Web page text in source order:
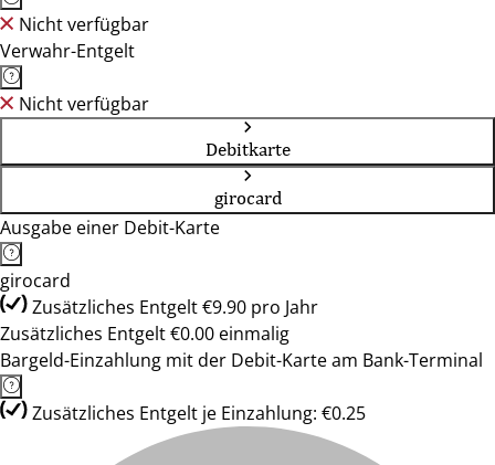
Nicht verfügbar
Verwahr-Entgelt
Nicht verfügbar
Debitkarte
girocard
Ausgabe einer Debit-Karte
girocard
Zusätzliches Entgelt €9.90 pro Jahr
Zusätzliches Entgelt €0.00 einmalig
Bargeld-Einzahlung mit der Debit-Karte am Bank-Terminal
Zusätzliches Entgelt je Einzahlung: €0.25